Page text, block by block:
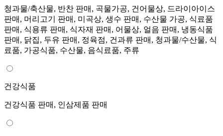
청과물/축산물, 반찬 판매, 곡물가공, 건어물상, 드라이아이스
판매, 머리고기 판매, 미곡상, 생수 판매, 수산물 가공, 식료품
판매, 식용류 판매, 식자재 판매, 어물상, 얼음 판매, 냉동식품
판매, 닭집, 두유 판매, 정육점, 건과류 판매, 청과물/수산물, 식
료품, 가공식품, 수산물, 음식료품, 주류
건강식품
건강식품 판매, 인삼제품 판매